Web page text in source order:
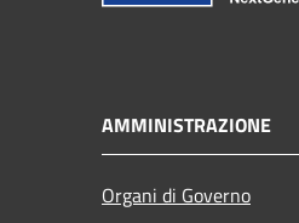
AMMINISTRAZIONE
Organi di Governo